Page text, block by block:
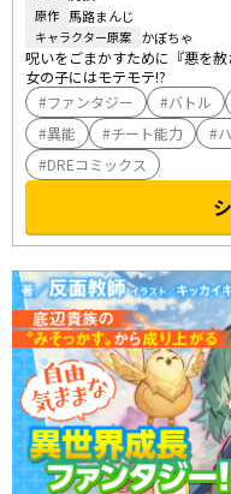
原作 馬路まんじ
キャラクター原案 かぼちゃ
呪いをごまかすために『悪を
女の子にはモテモテ!?
ファンタジー
バトル
異能
チート能力
DREコミックス